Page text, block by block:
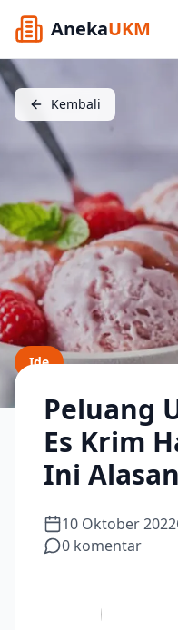
AnekaUKM
Kembali
Ide
Peluang
Es Krim
Ini
10 Oktober 2022
0 komentar